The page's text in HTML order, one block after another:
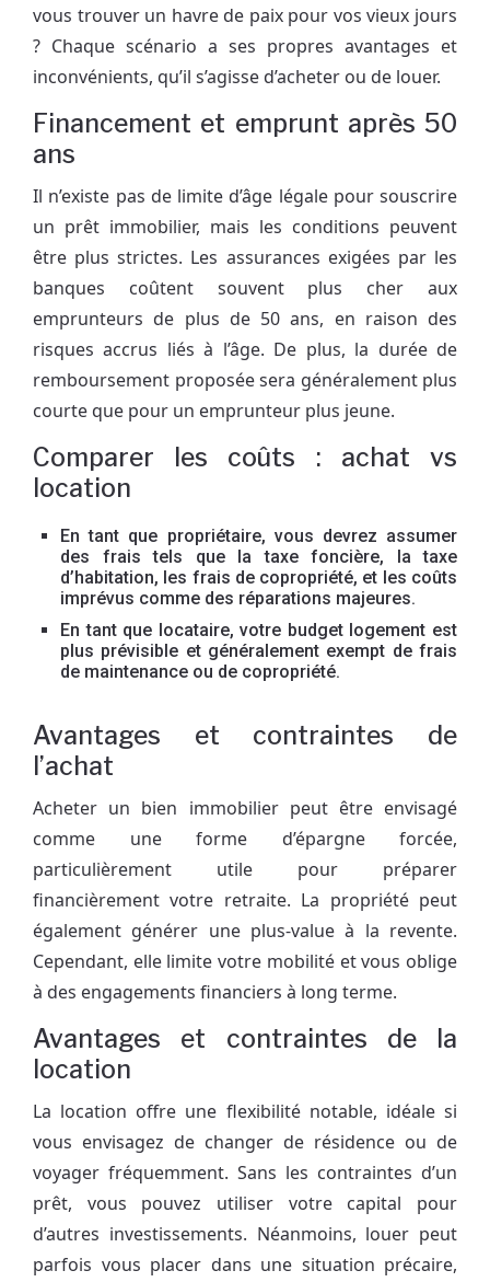
vous trouver un havre de paix pour vos vieux jours
? Chaque scénario a ses propres avantages et
inconvénients, qu’il s’agisse d’acheter ou de louer.
Financement et emprunt après 50
ans
Il n’existe pas de limite d’âge légale pour souscrire
un prêt immobilier, mais les conditions peuvent
être plus strictes. Les assurances exigées par les
banques coûtent souvent plus cher aux
emprunteurs de plus de 50 ans, en raison des
risques accrus liés à l’âge. De plus, la durée de
remboursement proposée sera généralement plus
courte que pour un emprunteur plus jeune.
Comparer les coûts : achat vs
location
En tant que propriétaire, vous devrez assumer
des frais tels que la taxe foncière, la taxe
d’habitation, les frais de copropriété, et les coûts
imprévus comme des réparations majeures.
En tant que locataire, votre budget logement est
plus prévisible et généralement exempt de frais
de maintenance ou de copropriété.
Avantages et contraintes de
l’achat
Acheter un bien immobilier peut être envisagé
comme une forme d’épargne forcée,
particulièrement utile pour préparer
financièrement votre retraite. La propriété peut
également générer une plus-value à la revente.
Cependant, elle limite votre mobilité et vous oblige
à des engagements financiers à long terme.
Avantages et contraintes de la
location
La location offre une flexibilité notable, idéale si
vous envisagez de changer de résidence ou de
voyager fréquemment. Sans les contraintes d’un
prêt, vous pouvez utiliser votre capital pour
d’autres investissements. Néanmoins, louer peut
parfois vous placer dans une situation précaire,